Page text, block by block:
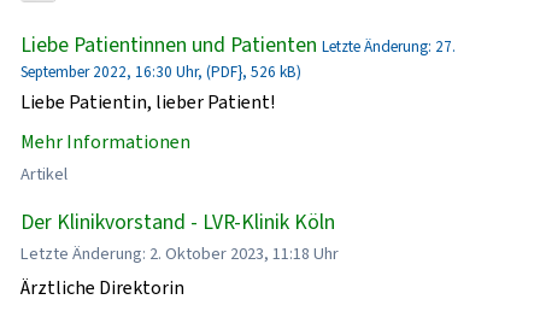
Liebe Patientinnen und Patienten Letzte Änderung: 27.
September 2022, 16:30 Uhr, (PDF}, 526 kB)
Liebe Patientin, lieber Patient!
Mehr Informationen
Artikel
Der Klinikvorstand - LVR-Klinik Köln
Letzte Änderung: 2. Oktober 2023, 11:18 Uhr
Ärztliche Direktorin